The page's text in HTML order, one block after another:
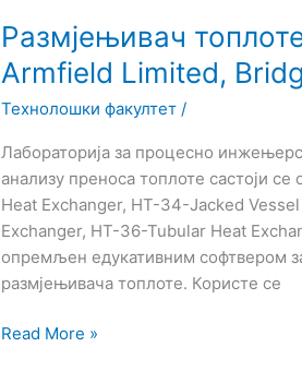
Размјењивач
Armfield Limited,
Технолошки факултет /
Лабораторија за процесно
анализу преноса топлоте састоји
Heat Exchanger, HT-34-Jacked
Exchanger, HT-36-Tubular Heat
опремљен едукативним софтвером
размјењивача топлоте. Користе се
Bridge
Hause,
Read More »